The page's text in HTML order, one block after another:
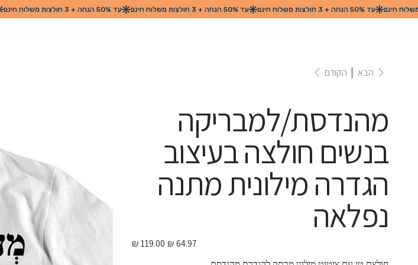
הקודם הבא
מהנדסת/למבריקה
בנשים חולצה בעיצוב
הגדרה מילונית מתנה
נפלאה
מחיר
מקורי
מחיר
מבצע